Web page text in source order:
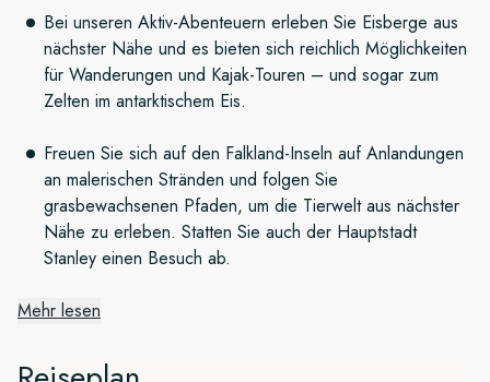
Bei unseren Aktiv-Abenteuern erleben Sie Eisberge aus
nächster Nähe und es bieten sich reichlich Möglichkeiten
für Wanderungen und Kajak-Touren – und sogar zum
Zelten im antarktischem Eis.
Freuen Sie sich auf den Falkland-Inseln auf Anlandungen
an malerischen Stränden und folgen Sie
grasbewachsenen Pfaden, um die Tierwelt aus nächster
Nähe zu erleben. Statten Sie auch der Hauptstadt
Stanley einen Besuch ab.
Der eisige Kontinent
Mehr lesen